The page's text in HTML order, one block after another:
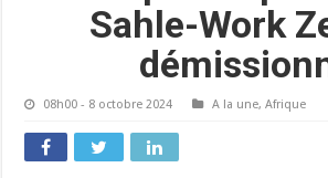
Sahle-Work
08h00 - 8 octobre 2024 A la une,Afrique